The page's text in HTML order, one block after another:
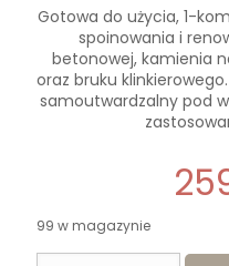
Gotowa do użycia, 1-
spoinowania i
betonowej, kamienia
oraz bruku
samoutwardzalny pod
99 w magazynie